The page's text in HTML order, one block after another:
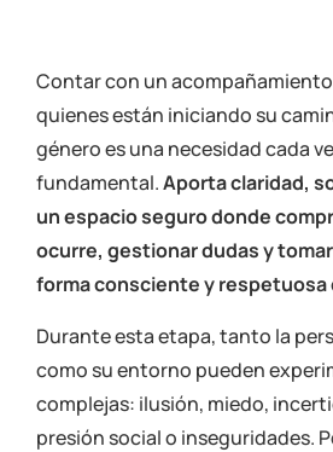
Contar con un
quienes están iniciando su
género es una necesidad cada
fundamental.Aporta claridad,
un espacio seguro donde
ocurre, gestionar dudas y
forma consciente y respetuosa
Durante esta etapa, tanto la
como su entorno pueden
complejas: ilusión, miedo,
presión social o inseguridades.